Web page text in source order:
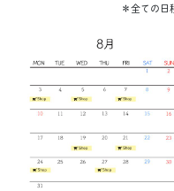
＊全ての